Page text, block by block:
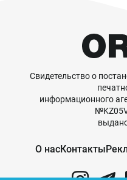
Свидетельство о
информационного
О насКонтакты